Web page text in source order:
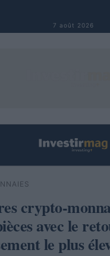
7 août 2026
crypto-
avec le
le plus